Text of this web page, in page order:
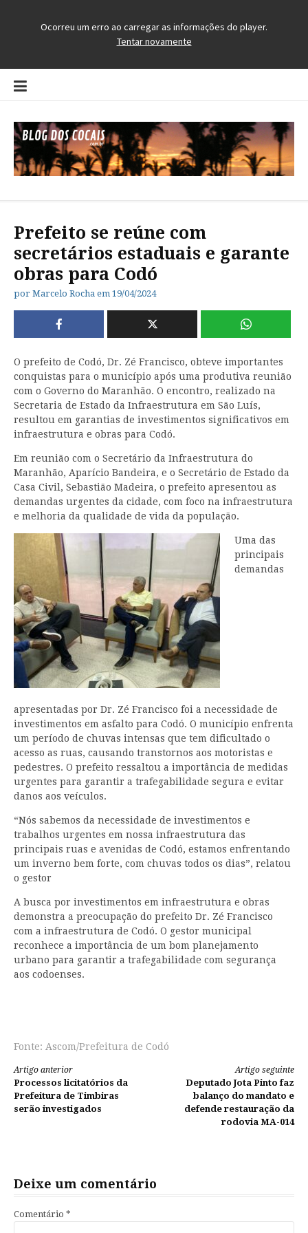
Pular
para
conteúdo
Prefeito se reúne com
secretários estaduais e garante
obras para Codó
por Marcelo Rocha em 19/04/2024
O prefeito de Codó, Dr. Zé Francisco, obteve importantes
conquistas para o município após uma produtiva reunião
com o Governo do Maranhão. O encontro, realizado na
Secretaria de Estado da Infraestrutura em São Luís,
resultou em garantias de investimentos significativos em
infraestrutura e obras para Codó.
Em reunião com o Secretário da Infraestrutura do
Maranhão, Aparício Bandeira, e o Secretário de Estado da
Casa Civil, Sebastião Madeira, o prefeito apresentou as
demandas urgentes da cidade, com foco na infraestrutura
e melhoria da qualidade de vida da população.
Uma das
principais
demandas
apresentadas por Dr. Zé Francisco foi a necessidade de
investimentos em asfalto para Codó. O município enfrenta
um período de chuvas intensas que tem dificultado o
acesso as ruas, causando transtornos aos motoristas e
pedestres. O prefeito ressaltou a importância de medidas
urgentes para garantir a trafegabilidade segura e evitar
danos aos veículos.
“Nós sabemos da necessidade de investimentos e
trabalhos urgentes em nossa infraestrutura das
principais ruas e avenidas de Codó, estamos enfrentando
um inverno bem forte, com chuvas todos os dias”, relatou
o gestor
A busca por investimentos em infraestrutura e obras
demonstra a preocupação do prefeito Dr. Zé Francisco
com a infraestrutura de Codó. O gestor municipal
reconhece a importância de um bom planejamento
urbano para garantir a trafegabilidade com segurança
aos codoenses.
Fonte: Ascom/Prefeitura de Codó
Continue
lendo
Artigo anterior
Processos licitatórios da
Prefeitura de Timbiras
serão investigados
Artigo seguinte
Deputado Jota Pinto faz
balanço do mandato e
defende restauração da
rodovia MA-014
Deixe um comentário
Comentário *